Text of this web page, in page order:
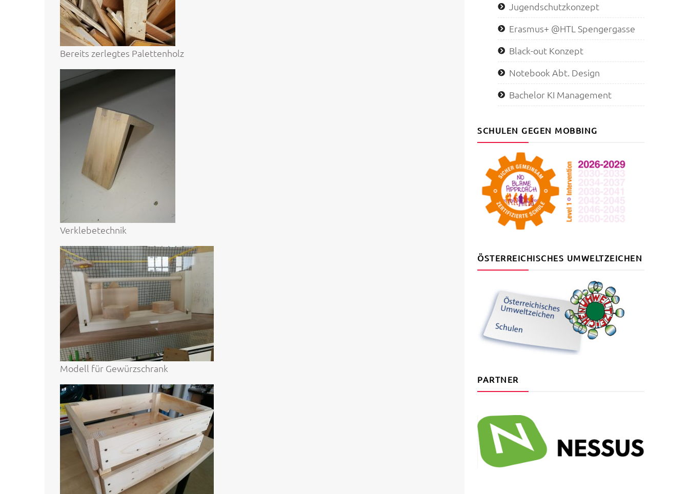
Bereits zerlegtes Palettenholz
Verklebetechnik
Modell für Gewürzschrank
Jugendschutzkonzept
Erasmus+ @HTL Spengergasse
Black-out Konzept
Notebook Abt. Design
Bachelor KI Management
SCHULEN GEGEN MOBBING
ÖSTERREICHISCHES UMWELTZEICHEN
PARTNER